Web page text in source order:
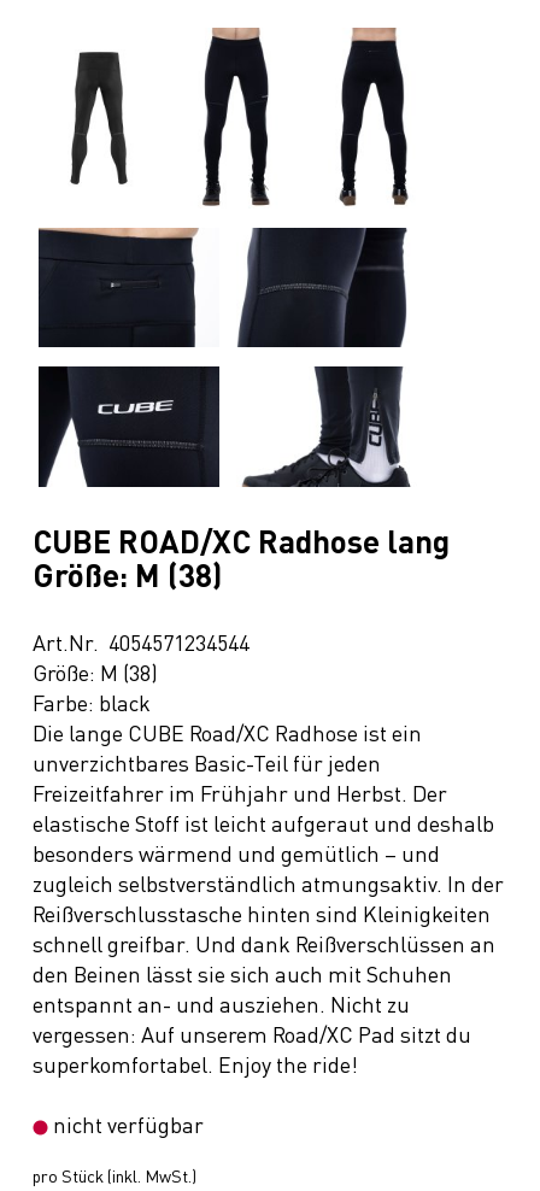
CUBE ROAD/XC Radhose lang
Größe: M (38)
Art.Nr. 4054571234544
Größe: M (38)
Farbe: black
Die lange CUBE Road/XC Radhose ist ein
unverzichtbares Basic-Teil für jeden
Freizeitfahrer im Frühjahr und Herbst. Der
elastische Stoff ist leicht aufgeraut und deshalb
besonders wärmend und gemütlich – und
zugleich selbstverständlich atmungsaktiv. In der
Reißverschlusstasche hinten sind Kleinigkeiten
schnell greifbar. Und dank Reißverschlüssen an
den Beinen lässt sie sich auch mit Schuhen
entspannt an- und ausziehen. Nicht zu
vergessen: Auf unserem Road/XC Pad sitzt du
superkomfortabel. Enjoy the ride!
nicht verfügbar
pro Stück (inkl. MwSt.)